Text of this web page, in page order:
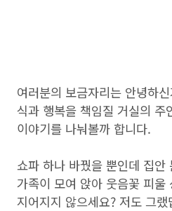
여러분의 보금자리는 안녕하
식과 행복을 책임질 거실의 주
이야기를 나눠볼까 합니다.
쇼파 하나 바꿨을 뿐인데 집
가족이 모여 앉아 웃음꽃 피울
지어지지 않으세요? 저도 그랬